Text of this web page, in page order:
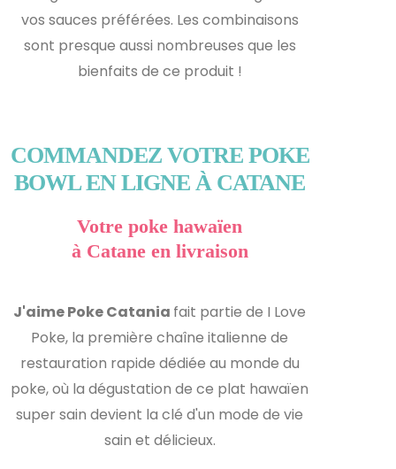
vos sauces préférées. Les combinaisons
sont presque aussi nombreuses que les
bienfaits de ce produit !
COMMANDEZ VOTRE POKE
BOWL EN LIGNE À CATANE
Votre poke hawaïen
à Catane en livraison
J'aime Poke Catania fait partie de I Love
Poke, la première chaîne italienne de
restauration rapide dédiée au monde du
poke, où la dégustation de ce plat hawaïen
super sain devient la clé d'un mode de vie
sain et délicieux.